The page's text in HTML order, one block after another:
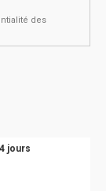
des
jours